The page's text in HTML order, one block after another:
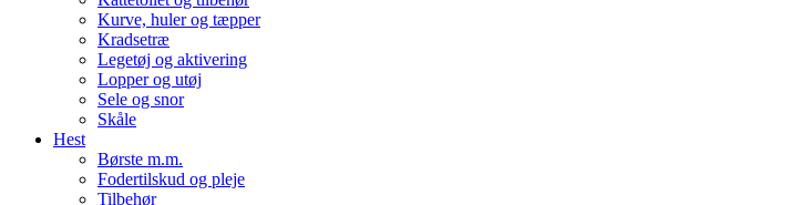
Kurve, huler og tæpper
Kradsetræ
Legetøj og aktivering
Lopper og utøj
Sele og snor
Skåle
Hest
Børste m.m.
Fodertilskud og pleje
Tilbehør